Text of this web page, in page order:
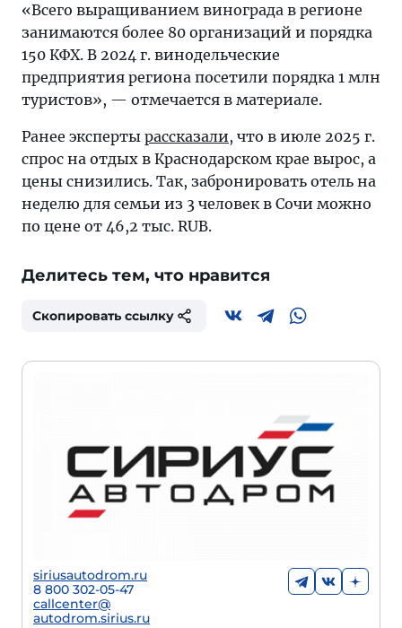
«Всего выращиванием винограда в регионе
занимаются более 80 организаций и порядка
150 КФХ. В 2024 г. винодельческие
предприятия региона посетили порядка 1 млн
туристов», — отмечается в материале.
Ранее эксперты рассказали, что в июле 2025 г.
спрос на отдых в Краснодарском крае вырос, а
цены снизились. Так, забронировать отель на
неделю для семьи из 3 человек в Сочи можно
по цене от 46,2 тыс. RUB.
Делитесь тем, что нравится
Скопировать ссылку
siriusautodrom.ru
8 800 302-05-47
callcenter@
autodrom.sirius.ru